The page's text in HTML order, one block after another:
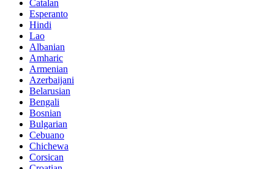
Catalan
Esperanto
Hindi
Lao
Albanian
Amharic
Armenian
Azerbaijani
Belarusian
Bengali
Bosnian
Bulgarian
Cebuano
Chichewa
Corsican